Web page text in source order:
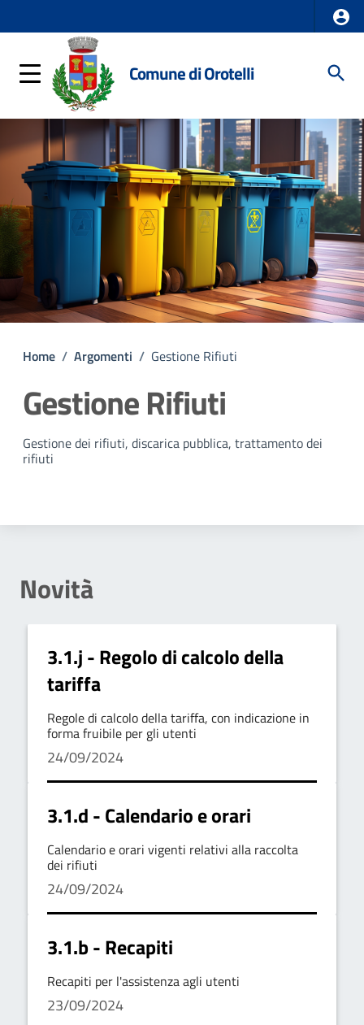
Comune di Orotelli
Home / Argomenti / Gestione Rifiuti
Gestione Rifiuti
Dettagli della notizia
Gestione dei rifiuti, discarica pubblica, trattamento dei
rifiuti
Novità
3.1.j - Regolo di calcolo della
tariffa
Regole di calcolo della tariffa, con indicazione in
forma fruibile per gli utenti
24/09/2024
3.1.d - Calendario e orari
Calendario e orari vigenti relativi alla raccolta
dei rifiuti
24/09/2024
3.1.b - Recapiti
Recapiti per l'assistenza agli utenti
23/09/2024